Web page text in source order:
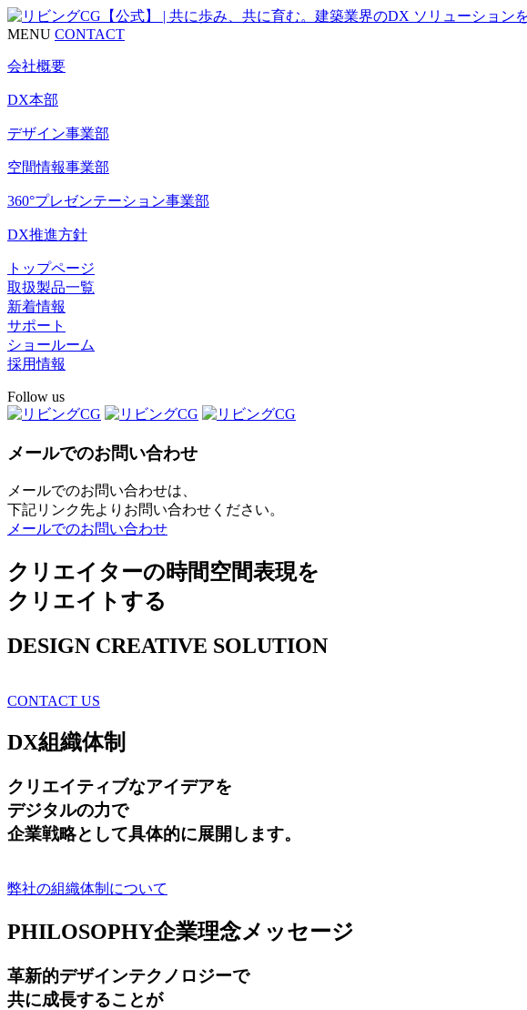
MENU CONTACT
会社概要
DX本部
デザイン事業部
空間情報事業部
360°プレゼンテーション事業部
DX推進方針
トップページ
取扱製品一覧
新着情報
サポート
ショールーム
採用情報
Follow us
メールでのお問い合わせ
メールでのお問い合わせは、
下記リンク先よりお問い合わせください。
メールでのお問い合わせ
クリエイターの時間空間表現を
クリエイトする
DESIGN CREATIVE SOLUTION
CONTACT US
DX組織体制
クリエイティブなアイデアを
デジタルの力で
企業戦略として具体的に展開します。
弊社の組織体制について
PHILOSOPHY企業理念メッセージ
革新的デザインテクノロジーで
共に成長することが